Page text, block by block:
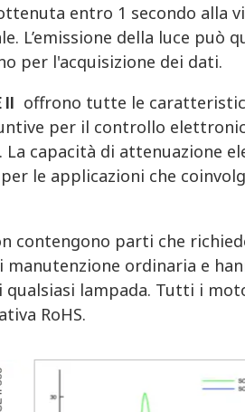
entro 1 secondo alla
L’emissione della luce può
per l'acquisizione dei dati.
II offrono tutte le
per il controllo
capacità di attenuazione
le applicazioni che
contengono parti che
manutenzione ordinaria e
lampada. Tutti i
RoHS.